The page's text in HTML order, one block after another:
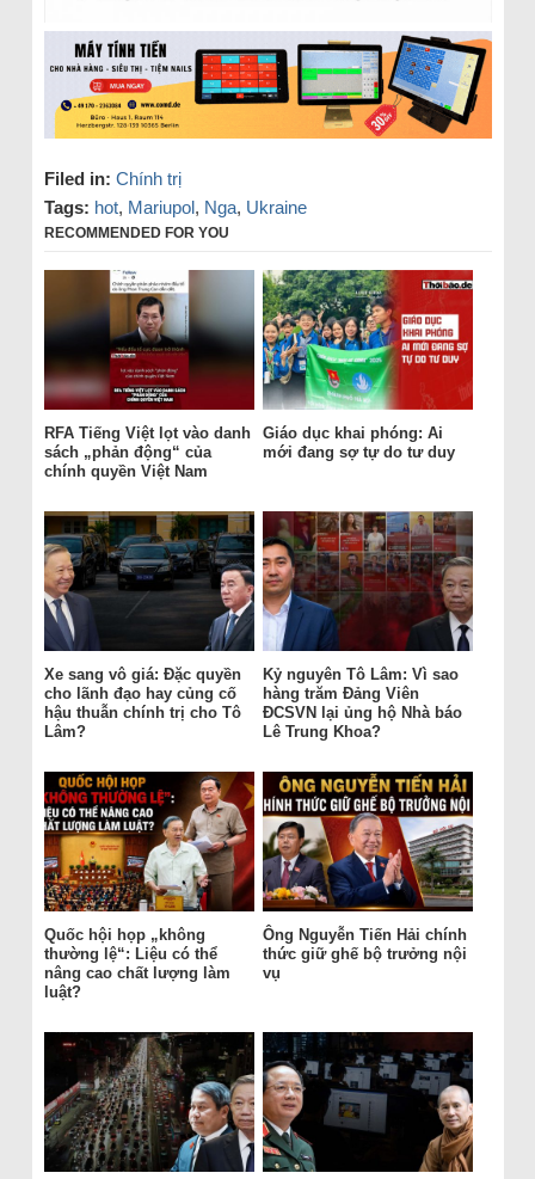
Filed in: Chính trị
Tags: hot, Mariupol, Nga, Ukraine
RECOMMENDED FOR YOU
RFA Tiếng Việt lọt vào danh
sách „phản động“ của
chính quyền Việt Nam
Giáo dục khai phóng: Ai
mới đang sợ tự do tư duy
Xe sang vô giá: Đặc quyền
cho lãnh đạo hay củng cố
hậu thuẫn chính trị cho Tô
Lâm?
Kỷ nguyên Tô Lâm: Vì sao
hàng trăm Đảng Viên
ĐCSVN lại ủng hộ Nhà báo
Lê Trung Khoa?
Quốc hội họp „không
thường lệ“: Liệu có thể
nâng cao chất lượng làm
luật?
Ông Nguyễn Tiến Hải chính
thức giữ ghế bộ trưởng nội
vụ